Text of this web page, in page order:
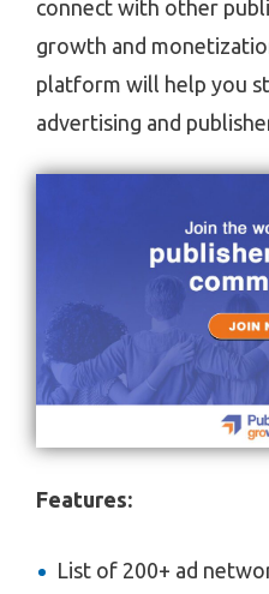
connect with other
growth and
platform will help you
advertising and
Features:
List of 200+ ad